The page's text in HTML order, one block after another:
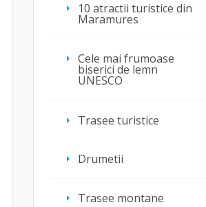
10 atractii turistice din
Maramures
Cele mai frumoase
biserici de lemn
UNESCO
Trasee turistice
Drumetii
Trasee montane